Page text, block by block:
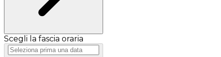
Scegli la fascia oraria